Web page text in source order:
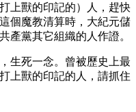
上獸的印記的）人，趕快
個魔教清算時，大紀元儲
產黨其它組織的人作證。
生死一念。曾被歷史上最
上獸的印記的人，請抓住